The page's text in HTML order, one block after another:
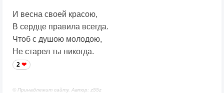
И весна своей красою,
В сердце правила всегда.
Чтоб с душою молодою,
Не старел ты никогда.
2
© Принадлежит сайту. Автор: z55z